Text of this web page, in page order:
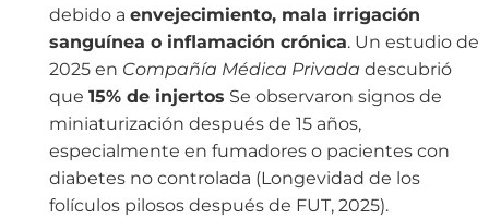
debido a envejecimiento, mala irrigación
sanguínea o inflamación crónica. Un estudio de
2025 en Compañía Médica Privada descubrió
que 15% de injertos Se observaron signos de
miniaturización después de 15 años,
especialmente en fumadores o pacientes con
diabetes no controlada (Longevidad de los
folículos pilosos después de FUT, 2025).